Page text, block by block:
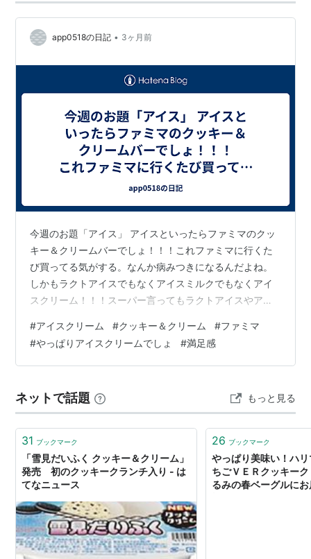
app0518の日記 • 3ヶ月前
今週のお題「アイス」 アイスといったらファミマのクッ
キー＆クリームバーでしょ！！！これファミマに行くた
び買ってる気がする。なんか病みつきになるんだよね。
しかもラクトアイスでもなくアイスミルクでもなくアイ
スクリーム！！！スーパー言ってもラクトアイスやアイ
限られてるよね ハーゲンダッツとかレディーボーデン、
パルム、ピノなど一見高そうなものばかりで手にするの
ためらうけどやっぱりアイスクリームが最高なのよ ファ
けど値段とか内容量、トータルの満足感で比較してやっ
ぱりファミマのクッキー＆クリームだってなる …
#アイスクリーム #クッキー＆クリーム #ファミマ
#やっぱりアイスクリームでしょ #満足感
ネットで話題 もっと見る
31 ブックマーク
「雪見だいふく クッキー＆クリーム」
発売 初のクッキークランチ入り - は
てなニュース
26 ブックマーク
やっぱり美味い！ハ
ちごＶＥＲクッキー
るみの春ベーグルに